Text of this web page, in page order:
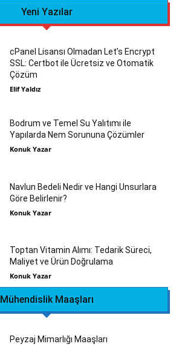
Yeni Yazılar
cPanel Lisansı Olmadan Let’s Encrypt
SSL: Certbot ile Ücretsiz ve Otomatik
Çözüm
Elif Yaldız
Bodrum ve Temel Su Yalıtımı ile
Yapılarda Nem Sorununa Çözümler
Konuk Yazar
Navlun Bedeli Nedir ve Hangi Unsurlara
Göre Belirlenir?
Konuk Yazar
Toptan Vitamin Alımı: Tedarik Süreci,
Maliyet ve Ürün Doğrulama
Konuk Yazar
Mühendislik Maaşları
Peyzaj Mimarlığı Maaşları